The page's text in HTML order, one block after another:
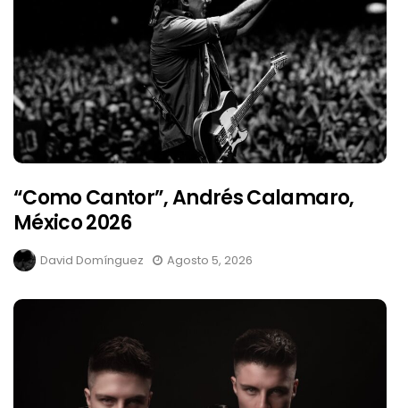
“Como Cantor”, Andrés Calamaro,
México 2026
David Domínguez Agosto 5, 2026